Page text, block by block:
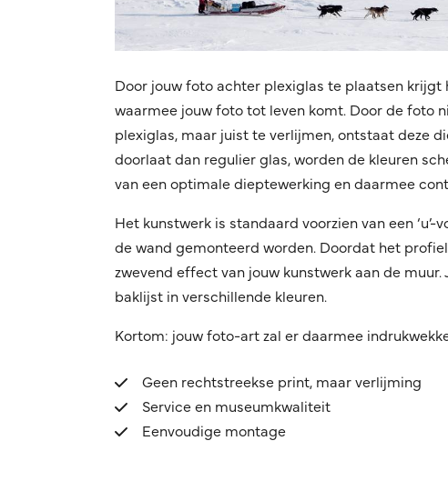
Door jouw foto achter plexiglas te plaatsen
waarmee jouw foto tot leven komt. Door de foto
plexiglas, maar juist te verlijmen, ontstaat deze
doorlaat dan regulier glas, worden de kleuren
van een optimale dieptewerking en daarmee
Het kunstwerk is standaard voorzien van een
de wand gemonteerd worden. Doordat het
zwevend effect van jouw kunstwerk aan de
baklijst in verschillende kleuren.
Kortom: jouw foto-art zal er daarmee
Geen rechtstreekse print, maar verlijming
Service en museumkwaliteit
Eenvoudige montage